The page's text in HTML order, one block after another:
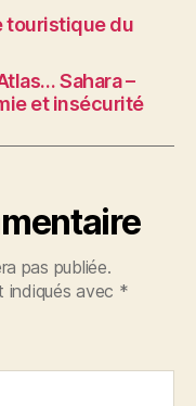
touristique du
Sahara –
et insécurité
pas publiée.
indiqués avec *